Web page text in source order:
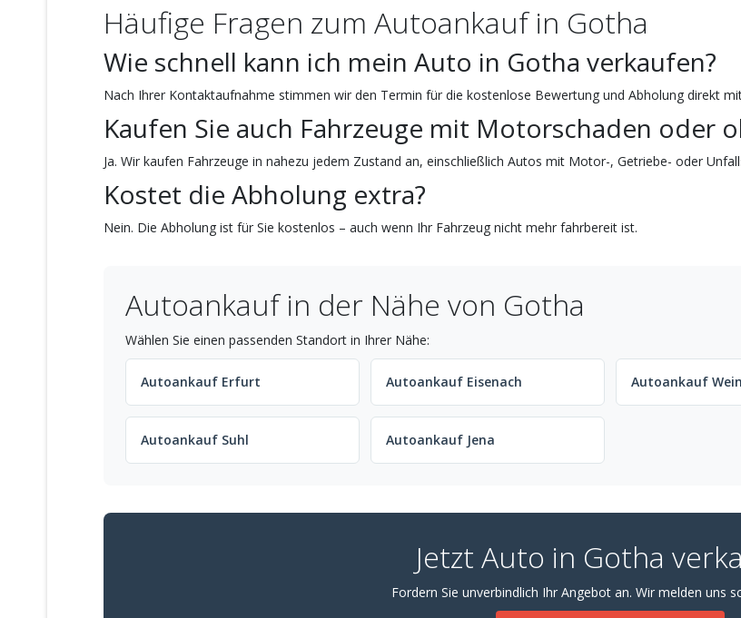
Häufige Fragen zum Autoankauf in Gotha
Wie schnell kann ich mein Auto in Gotha verkaufen?
Nach Ihrer Kontaktaufnahme stimmen wir den Termin für die kostenlose Bewertung und Abholung direkt
Kaufen Sie auch Fahrzeuge mit Motorschaden oder
Ja. Wir kaufen Fahrzeuge in nahezu jedem Zustand an, einschließlich Autos mit Motor-, Getriebe- oder
Kostet die Abholung extra?
Nein. Die Abholung ist für Sie kostenlos – auch wenn Ihr Fahrzeug nicht mehr fahrbereit ist.
Autoankauf in der Nähe von Gotha
Wählen Sie einen passenden Standort in Ihrer Nähe:
Autoankauf Erfurt Autoankauf Eisenach Autoankauf
Autoankauf Suhl Autoankauf Jena
Jetzt Auto in Gotha
Fordern Sie unverbindlich Ihr Angebot an. Wir melden uns